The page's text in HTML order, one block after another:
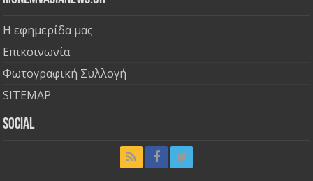
Η εφημερίδα μας
Επικοινωνία
Φωτογραφική Συλλογή
SITEMAP
Social